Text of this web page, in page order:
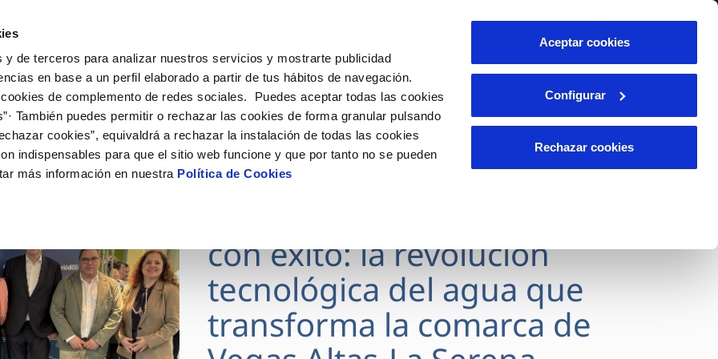
y de terceros para analizar nuestros servicios y mostrarte publicidad
en base a un perfil elaborado a partir de tus hábitos de navegación.
de complemento de redes sociales. Puedes aceptar todas las cookies
También puedes permitir o rechazar las cookies de forma granular pulsando
cookies”, equivaldrá a rechazar la instalación de todas las cookies
indispensables para que el sitio web funcione y que por tanto no se pueden
más información en nuestra Política de Cookies
Aceptar cookies
Configurar
Rechazar cookies
Online
de titular
de suministro
MODIFICACIÓN DE DATOS
Actualizar datos bancarios
Actualizar datos de domicilio
INCIDENCIAS
Comunica anomalías o posibles
VER TODAS LAS GESTIONES
Tu Servicio
AL CLIENTE
de contacto
de fuga interior
COMPROMISO DE SERVICIO
Carta de compromisos
Customer Counsel (Defensa del
Tu Agua
calidad del agua
CUIDADOS DEL AGUA
Consejos de ahorro
Conócenos
COMPROMISOS
ambiente
Área de clientes
29 JUN 2026
con éxito: la revolución
tecnológica del agua que
transforma la comarca de